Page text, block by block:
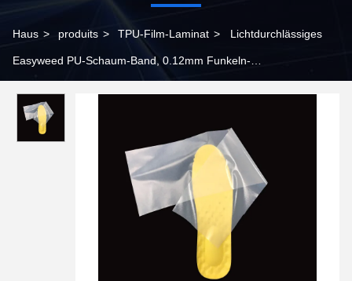
Haus > produits > TPU-Film-Laminat > Lichtdurchlässiges
Easyweed PU-Schaum-Band, 0.12mm Funkeln-